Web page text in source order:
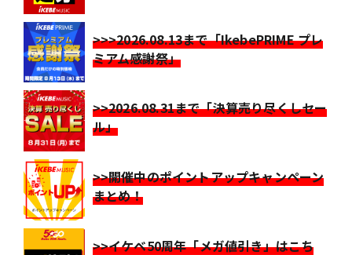
>>>2026.08.13まで「IkebePRIME プレ
ミアム感謝祭」
>>2026.08.31まで「決算売り尽くしセー
ル」
>>開催中のポイントアップキャンペーン
まとめ！
>>イケベ50周年「メガ値引き」はこち